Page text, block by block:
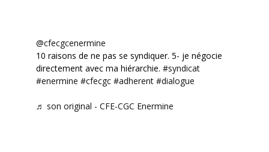
@cfecgcenermine
10 raisons de ne pas se syndiquer. 5- je négocie
directement avec ma hiérarchie. #syndicat
#enermine #cfecgc #adherent #dialogue
♬ son original - CFE-CGC Enermine